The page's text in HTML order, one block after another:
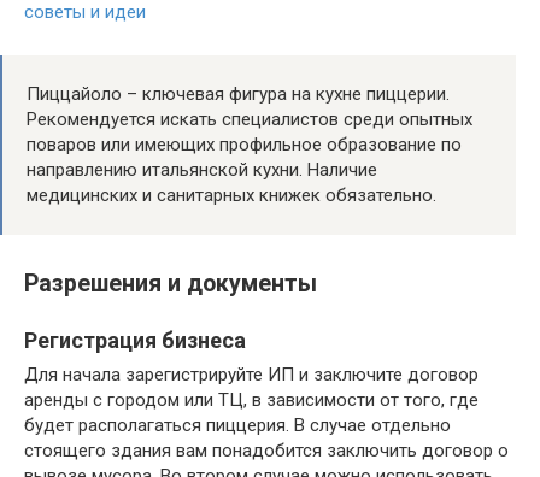
советы и идеи
Пиццайоло – ключевая фигура на кухне пиццерии.
Рекомендуется искать специалистов среди опытных
поваров или имеющих профильное образование по
направлению итальянской кухни. Наличие
медицинских и санитарных книжек обязательно.
Разрешения и документы
Регистрация бизнеса
Для начала зарегистрируйте ИП и заключите договор
аренды с городом или ТЦ, в зависимости от того, где
будет располагаться пиццерия. В случае отдельно
стоящего здания вам понадобится заключить договор о